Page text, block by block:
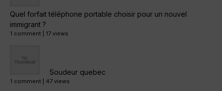
Quel forfait téléphone portable choisir pour un nouvel
immigrant ?
1 comment 17 views
Soudeur quebec
1 comment 47 views